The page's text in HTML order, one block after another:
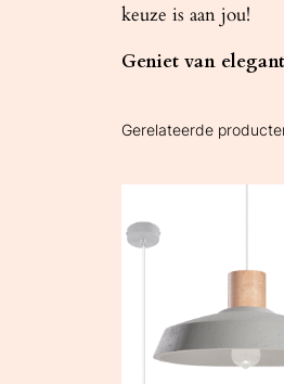
keuze is aan jou!
Geniet van
Gerelateerde